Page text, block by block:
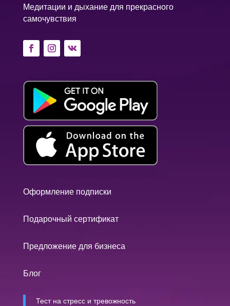
Медитации и дыхание для прекрасного
самочувствия
Оформление подписки
Подарочный сертификат
Предложение для бизнеса
Блог
Тест на стресс и тревожность